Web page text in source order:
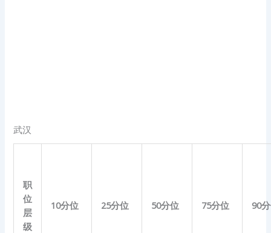
武汉
职
位
层
级
10分位 25分位 50分位 75分位 90